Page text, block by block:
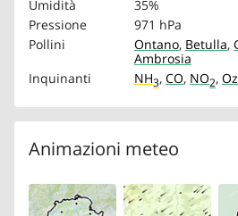
Umidità
35%
Pressione
971 hPa
Pollini
Ontano, Betulla,
Ambrosia
Inquinanti
NH3, CO, NO2,
Animazioni meteo